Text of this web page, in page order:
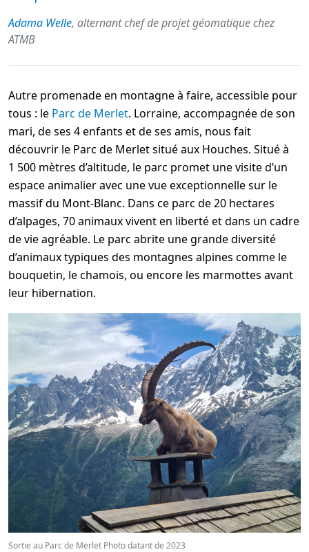
Adama Welle, alternant chef de projet géomatique chez
ATMB
Autre promenade en montagne à faire, accessible pour
tous : le Parc de Merlet. Lorraine, accompagnée de son
mari, de ses 4 enfants et de ses amis, nous fait
découvrir le Parc de Merlet situé aux Houches. Situé à
1 500 mètres d’altitude, le parc promet une visite d’un
espace animalier avec une vue exceptionnelle sur le
massif du Mont-Blanc. Dans ce parc de 20 hectares
d’alpages, 70 animaux vivent en liberté et dans un cadre
de vie agréable. Le parc abrite une grande diversité
d’animaux typiques des montagnes alpines comme le
bouquetin, le chamois, ou encore les marmottes avant
leur hibernation.
Sortie au Parc de Merlet Photo datant de 2023